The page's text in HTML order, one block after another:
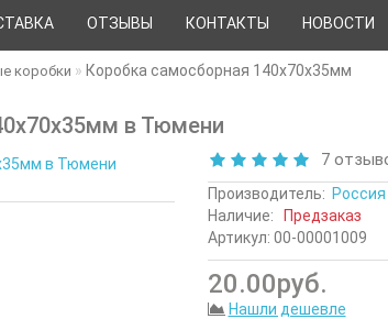
ОТЗЫВЫ КОНТАКТЫ НОВОСТИ
коробки Коробка самосборная 140х70х35мм
в Тюмени
7
Производитель: Россия
Наличие:
Предзаказ
Артикул: 00-00001009
20.00руб.
Нашли дешевле